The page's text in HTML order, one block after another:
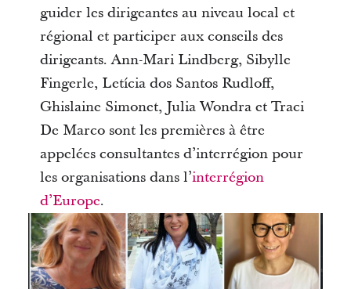
guider les dirigeantes au niveau local et
régional et participer aux conseils des
dirigeants. Ann-Mari Lindberg, Sibylle
Fingerle, Letícia dos Santos Rudloff,
Ghislaine Simonet, Julia Wondra et Traci
De Marco sont les premières à être
appelées consultantes d’interrégion pour
les organisations dans l’interrégion
d’Europe.